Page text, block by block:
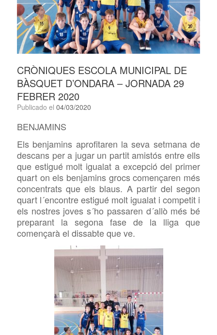
CRÒNIQUES ESCOLA MUNICIPAL DE
BÀSQUET D’ONDARA – JORNADA 29
FEBRER 2020
Publicado el 04/03/2020
BENJAMINS
Els benjamins aprofitaren la seva setmana de
descans per a jugar un partit amistós entre ells
que estigué molt igualat a excepció del primer
quart on els benjamins grocs començaren més
concentrats que els blaus. A partir del segon
quart l´encontre estigué molt igualat i competit i
els nostres joves s´ho passaren d´allò més bé
preparant la segona fase de la lliga que
començarà el dissabte que ve.